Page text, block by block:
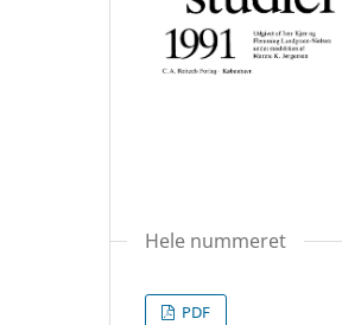
Hele nummeret
PDF